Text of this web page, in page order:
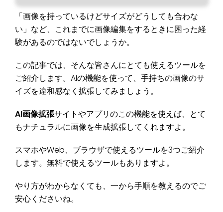
「画像を持っているけどサイズがどうしても合わな
い」など、これまでに画像編集をするときに困った経
験があるのではないでしょうか。
この記事では、そんな皆さんにとても使えるツールを
ご紹介します。AIの機能を使って、手持ちの画像のサ
イズを違和感なく拡張してみましょう。
AI画像拡張サイトやアプリのこの機能を使えば、とて
もナチュラルに画像を生成拡張してくれますよ。
スマホやWeb、ブラウザで使えるツールを3つご紹介
します。無料で使えるツールもありますよ。
やり方がわからなくても、一から手順を教えるのでご
安心くださいね。